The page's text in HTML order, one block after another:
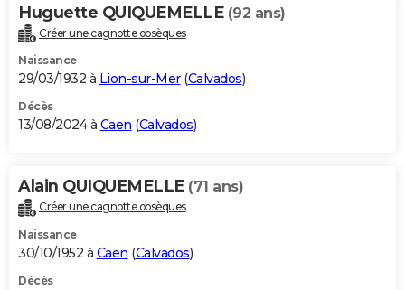
Huguette QUIQUEMELLE (92 ans)
Créer une cagnotte obsèques
Naissance
29/03/1932 à Lion-sur-Mer(Calvados)
Décès
13/08/2024 à Caen (Calvados)
Alain QUIQUEMELLE (71 ans)
Créer une cagnotte obsèques
Naissance
30/10/1952 à Caen (Calvados)
Décès